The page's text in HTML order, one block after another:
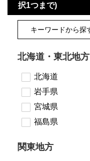
択1つまで)
北海道・東北地方
北海道
岩手県
宮城県
福島県
関東地方